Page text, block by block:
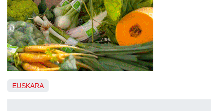
EUSKARA